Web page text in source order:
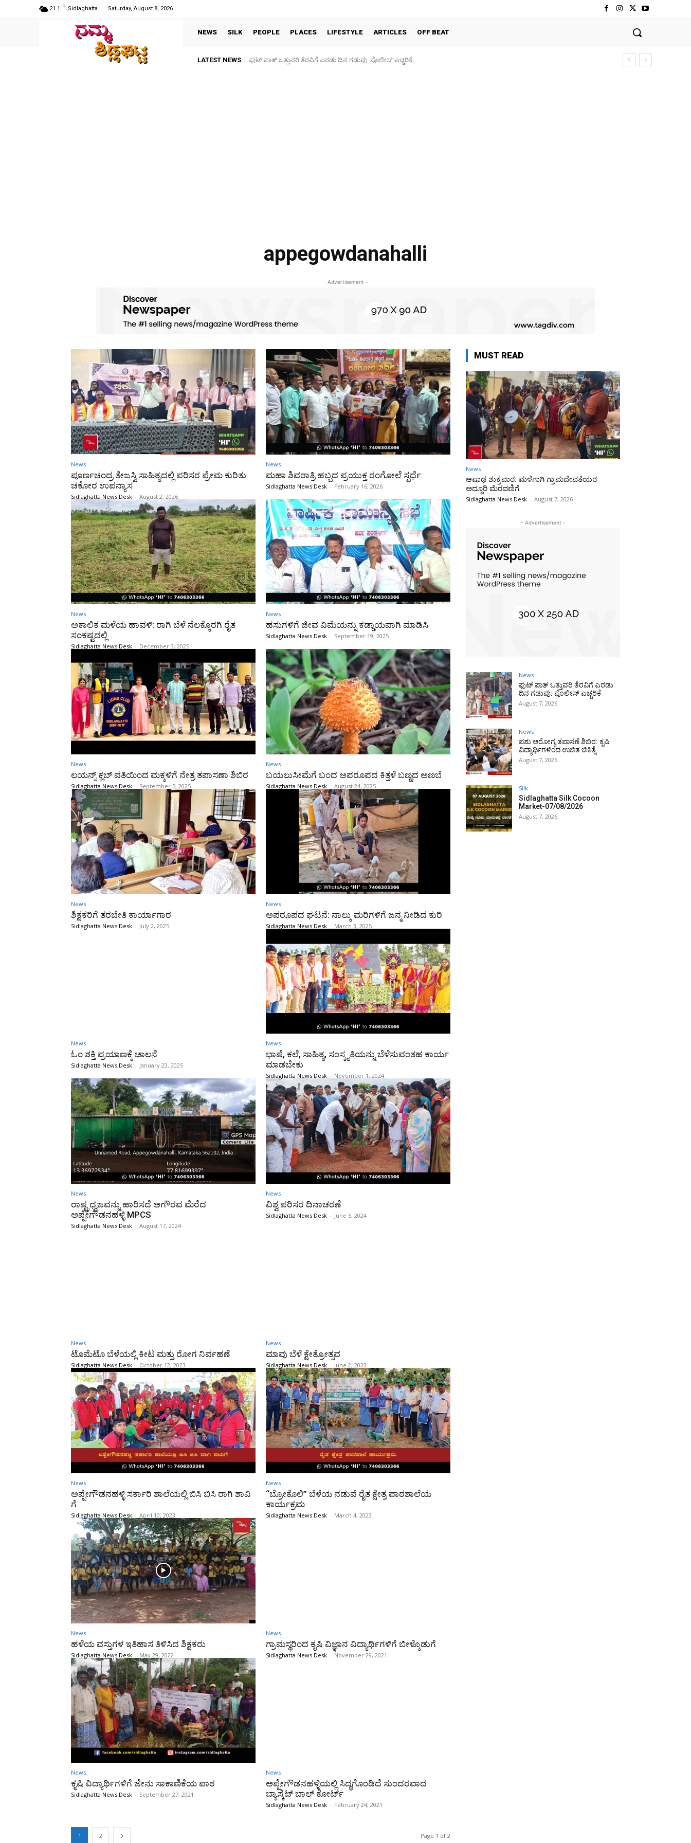
21.1 C Sidlaghatta Saturday, August 8, 2026
NEWS SILK PEOPLE PLACES LIFESTYLE ARTICLES OFF BEAT
LATEST NEWS ಫುಟ್‌ ಪಾತ್ ಒತ್ತುವರಿ ತೆರವಿಗೆ ಎರಡು ದಿನ ಗಡುವು: ಪೊಲೀಸ್ ಎಚ್ಚರಿಕೆ
ಪಶು ಆರೋಗ್ಯ ತಪಾಸಣೆ ಶಿಬಿರ: ಕೃಷಿ ವಿದ್ಯಾರ್ಥಿಗಳಿಂದ ಉಚಿತ ಚಿಕಿತ್ಸೆ
appegowdanahalli
- Advertisement -
News
ಪೂರ್ಣಚಂದ್ರ ತೇಜಸ್ವಿ ಸಾಹಿತ್ಯದಲ್ಲಿ ಪರಿಸರ ಪ್ರೇಮ ಕುರಿತು
ಚಕೋರ ಉಪನ್ಯಾಸ
Sidlaghatta News Desk - August 2, 2026
News
ಮಹಾ ಶಿವರಾತ್ರಿ ಹಬ್ಬದ ಪ್ರಯುಕ್ತ ರಂಗೋಲೆ ಸ್ಪರ್ಧೆ
Sidlaghatta News Desk - February 16, 2026
News
ಅಕಾಲಿಕ ಮಳೆಯ ಹಾವಳಿ: ರಾಗಿ ಬೆಳೆ ನೆಲಕ್ಕೊರಗಿ ರೈತ
ಸಂಕಷ್ಟದಲ್ಲಿ
Sidlaghatta News Desk - December 3, 2025
News
ಹಸುಗಳಿಗೆ ಜೀವ ವಿಮೆಯನ್ನು ಕಡ್ಡಾಯವಾಗಿ ಮಾಡಿಸಿ
Sidlaghatta News Desk - September 19, 2025
News
ಲಯನ್ಸ್ ಕ್ಲಬ್ ವತಿಯಿಂದ ಮಕ್ಕಳಿಗೆ ನೇತ್ರ ತಪಾಸಣಾ ಶಿಬಿರ
Sidlaghatta News Desk - September 5, 2025
News
ಬಯಲುಸೀಮೆಗೆ ಬಂದ ಅಪರೂಪದ ಕಿತ್ತಳೆ ಬಣ್ಣದ ಅಣಬೆ
Sidlaghatta News Desk - August 24, 2025
News
ಶಿಕ್ಷಕರಿಗೆ ತರಬೇತಿ ಕಾರ್ಯಾಗಾರ
Sidlaghatta News Desk - July 2, 2025
News
ಅಪರೂಪದ ಘಟನೆ: ನಾಲ್ಕು ಮರಿಗಳಿಗೆ ಜನ್ಮ ನೀಡಿದ ಕುರಿ
Sidlaghatta News Desk - March 3, 2025
News
ಓಂ ಶಕ್ತಿ ಪ್ರಯಾಣಕ್ಕೆ ಚಾಲನೆ
Sidlaghatta News Desk - January 23, 2025
News
ಭಾಷೆ, ಕಲೆ, ಸಾಹಿತ್ಯ, ಸಂಸ್ಕೃತಿಯನ್ನು ಬೆಳೆಸುವಂತಹ ಕಾರ್ಯ
ಮಾಡಬೇಕು
Sidlaghatta News Desk - November 1, 2024
News
ರಾಷ್ಟ್ರಧ್ವಜವನ್ನು ಹಾರಿಸದೆ ಅಗೌರವ ಮೆರೆದ
ಅಪ್ಪೇಗೌಡನಹಳ್ಳಿ MPCS
Sidlaghatta News Desk - August 17, 2024
News
ವಿಶ್ವ ಪರಿಸರ ದಿನಾಚರಣೆ
Sidlaghatta News Desk - June 5, 2024
News
ಟೊಮೆಟೊ ಬೆಳೆಯಲ್ಲಿ ಕೀಟ ಮತ್ತು ರೋಗ ನಿರ್ವಹಣೆ
Sidlaghatta News Desk - October 12, 2023
News
ಮಾವು ಬೆಳೆ ಕ್ಷೇತ್ರೋತ್ಸವ
Sidlaghatta News Desk - June 2, 2023
News
ಅಪ್ಪೇಗೌಡನಹಳ್ಳಿ ಸರ್ಕಾರಿ ಶಾಲೆಯಲ್ಲಿ ಬಿಸಿ ಬಿಸಿ ರಾಗಿ ಶಾವಿ
ಗೆ
Sidlaghatta News Desk - April 10, 2023
News
“ಬ್ರೋಕೊಲಿ” ಬೆಳೆಯ ನಡುವೆ ರೈತ ಕ್ಷೇತ್ರ ಪಾಠಶಾಲೆಯ
ಕಾರ್ಯಕ್ರಮ
Sidlaghatta News Desk - March 4, 2023
News
ಹಳೆಯ ವಸ್ತುಗಳ ಇತಿಹಾಸ ತಿಳಿಸಿದ ಶಿಕ್ಷಕರು
Sidlaghatta News Desk - May 29, 2022
News
ಗ್ರಾಮಸ್ಥರಿಂದ ಕೃಷಿ ವಿಜ್ಞಾನ ವಿದ್ಯಾರ್ಥಿಗಳಿಗೆ ಬೀಳ್ಕೊಡುಗೆ
Sidlaghatta News Desk - November 29, 2021
News
ಕೃಷಿ ವಿದ್ಯಾರ್ಥಿಗಳಿಗೆ ಜೇನು ಸಾಕಾಣಿಕೆಯ ಪಾಠ
Sidlaghatta News Desk - September 27, 2021
News
ಅಪ್ಪೇಗೌಡನಹಳ್ಳಿಯಲ್ಲಿ ಸಿದ್ಧಗೊಂಡಿದೆ ಸುಂದರವಾದ
ಬ್ಯಾಸ್ಕೆಟ್ ಬಾಲ್ ಕೋರ್ಟ್
Sidlaghatta News Desk - February 24, 2021
1 2 Page 1 of 2
MUST READ
News
ಆಷಾಢ ಶುಕ್ರವಾರ: ಮಳೆಗಾಗಿ ಗ್ರಾಮದೇವತೆಯರ
ಅದ್ದೂರಿ ಮೆರವಣಿಗೆ
Sidlaghatta News Desk - August 7, 2026
- Advertisement -
News
ಫುಟ್‌ ಪಾತ್ ಒತ್ತುವರಿ ತೆರವಿಗೆ ಎರಡು
ದಿನ ಗಡುವು: ಪೊಲೀಸ್ ಎಚ್ಚರಿಕೆ
August 7, 2026
News
ಪಶು ಆರೋಗ್ಯ ತಪಾಸಣೆ ಶಿಬಿರ: ಕೃಷಿ
ವಿದ್ಯಾರ್ಥಿಗಳಿಂದ ಉಚಿತ ಚಿಕಿತ್ಸೆ
August 7, 2026
Silk
Sidlaghatta Silk Cocoon
Market-07/08/2026
August 7, 2026